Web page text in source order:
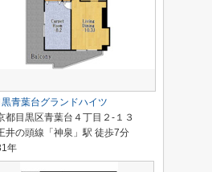
黒青葉台グランドハイツ
都目黒区青葉台４丁目２-１３
井の頭線「神泉」駅 徒歩7分
年